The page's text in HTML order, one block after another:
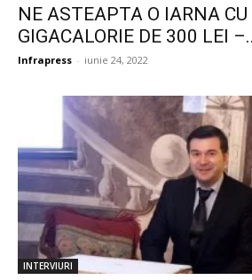
NE ASTEAPTA O IARNA CU
GIGACALORIE DE 300 LEI
Infrapress - iunie 24, 2022
INTERVIURI